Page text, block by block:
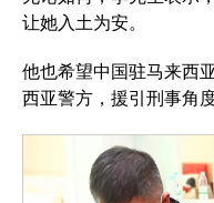
让她入土为安。
他也希望中国驻马来西
西亚警方，援引刑事角